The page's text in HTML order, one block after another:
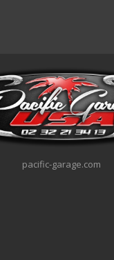
pacific-garage.com